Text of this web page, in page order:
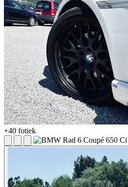
+40 fotiek